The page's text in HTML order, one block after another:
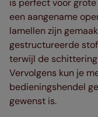
is perfect voor
een aangename
lamellen zijn
gestructureerde
terwijl de
Vervolgens kun je
bedieningshendel
gewenst is.